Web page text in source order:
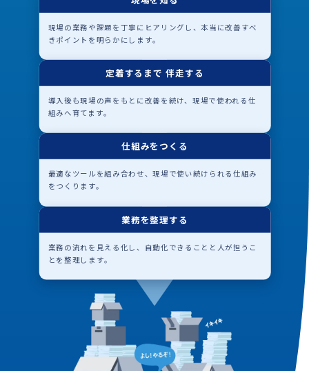
現場の業務や課題を丁寧にヒアリングし、本当に改善すべ
きポイントを明らかにします。
定着するまで 伴走する
導入後も現場の声をもとに改善を続け、現場で使われる仕
組みへ育てます。
仕組みをつくる
最適なツールを組み合わせ、現場で使い続けられる仕組み
をつくります。
業務を整理する
業務の流れを見える化し、自動化できることと人が担うこ
とを整理します。